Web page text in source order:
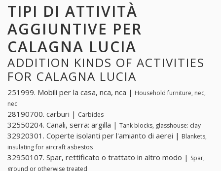
TIPI DI ATTIVITÀ
AGGIUNTIVE PER
CALAGNA LUCIA
ADDITION KINDS OF ACTIVITIES
FOR CALAGNA LUCIA
251999. Mobili per la casa, nca, nca | Household furniture, nec,
nec
28190700. carburi | Carbides
32550204. Canali, serra: argilla | Tank blocks, glasshouse: clay
32920301. Coperte isolanti per l'amianto di aerei | Blankets,
insulating for aircraft asbestos
32950107. Spar, rettificato o trattato in altro modo | Spar,
ground or otherwise treated